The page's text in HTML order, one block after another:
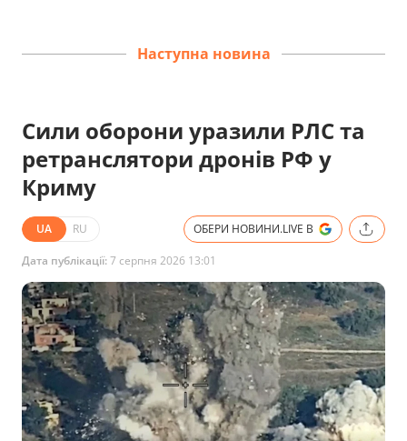
Наступна новина
Сили оборони уразили РЛС та
ретранслятори дронів РФ у
Криму
UA RU ОБЕРИ НОВИНИ.LIVE В
Дата публікації:7 серпня 2026 13:01